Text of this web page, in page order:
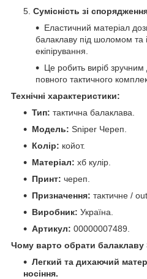
Сумісність зі
Еластичний матеріал
балаклаву під шоломом
екіпірування.
Це робить виріб
повного тактичного
Технічні характеристики:
Тип: тактична балаклава.
Модель: Sniper Череп.
Колір: койот.
Матеріал: хб кулір.
Принт: череп.
Призначення: тактичне /
Виробник: Україна.
Артикул: 00000007489.
Чому варто обрати балаклаву
Легкий та дихаючий
носіння.